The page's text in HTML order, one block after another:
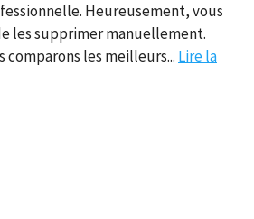
Heureusement, vous
les supprimer manuellement.
comparons les meilleurs... Lire la